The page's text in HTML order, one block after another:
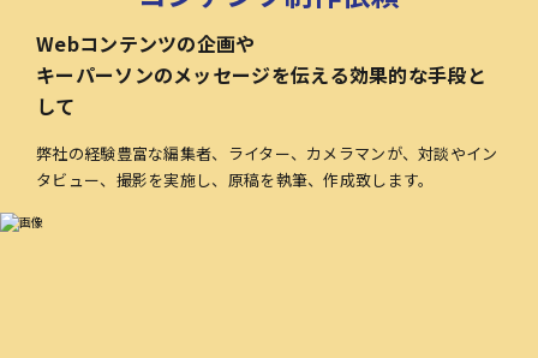
Webコンテンツの企画や
キーパーソンのメッセージを伝える効果的な手段と
して
弊社の経験豊富な編集者、ライター、カメラマンが、対談やイン
タビュー、撮影を実施し、原稿を執筆、作成致します。